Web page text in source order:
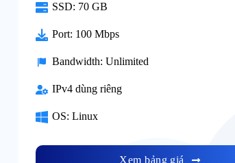
SSD: 70 GB
Port: 100 Mbps
Bandwidth: Unlimited
IPv4 dùng riêng
OS: Linux
Xem bảng giá